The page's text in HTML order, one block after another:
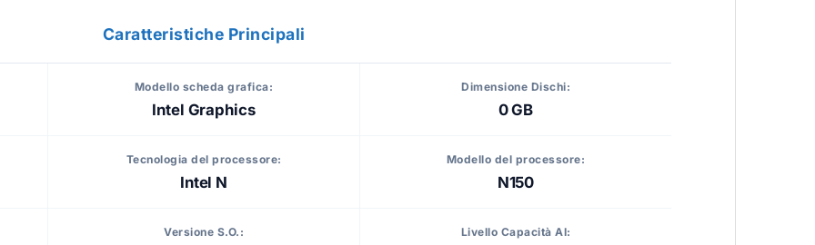
Caratteristiche Principali
Modello scheda grafica:
Intel Graphics
Dimensione Dischi:
0 GB
Tecnologia del processore:
Intel N
Modello del processore:
N150
Versione S.O.: Livello Capacità AI: